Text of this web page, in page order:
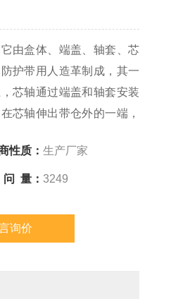
由盒体、端盖、轴套、芯
护带用人造革制成，其一
芯轴通过端盖和轴套安装
芯轴伸出带仓外的一端，
易损坏、维修方便等特
性质： 生产厂家
量： 3249
询价